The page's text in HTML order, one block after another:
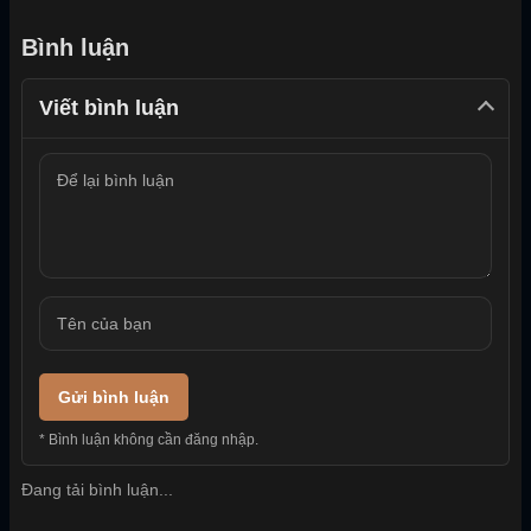
Bình luận
Viết bình luận
Gửi bình luận
* Bình luận không cần đăng nhập.
Đang tải bình luận...